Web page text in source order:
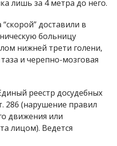
лишь за 4 метра до него.
доставили в
больницу
нижней трети голени,
и черепно-мозговая
реестр досудебных
286 (нарушение правил
движения или
лицом). Ведется